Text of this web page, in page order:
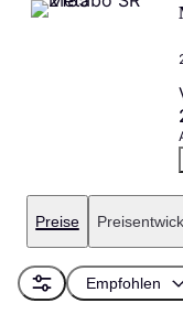
Preise
Empfohlen